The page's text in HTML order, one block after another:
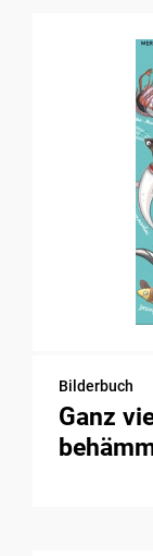
Bilderbuch
Ganz